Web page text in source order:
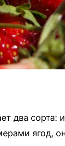
два сорта:
ягод,